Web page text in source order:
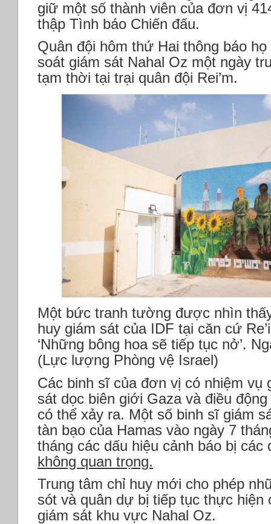
giữ một số thành viên của đơn vị
thập Tình báo Chiến đấu.
Quân đội hôm thứ Hai thông báo
soát giám sát Nahal Oz một ngày
tạm thời tại trại quân đội Rei’m.
Một bức tranh tường được nhìn
huy giám sát của IDF tại căn cứ
‘Những bông hoa sẽ tiếp tục nở’.
(Lực lượng Phòng vệ Israel)
Các binh sĩ của đơn vị có nhiệm vụ
sát dọc biên giới Gaza và điều
có thể xảy ra. Một số binh sĩ giám
tàn bạo của Hamas vào ngày 7
tháng các dấu hiệu cảnh báo bị
không quan trọng.
Trung tâm chỉ huy mới cho phép
sót và quân dự bị tiếp tục thực hiện
giám sát khu vực Nahal Oz.